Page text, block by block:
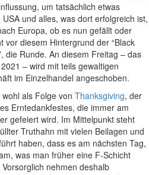
um tatsächlich etwas
und alles, was dort erfolgreich ist,
Europa, ob es nun gefällt oder
vor diesem Hintergrund der “Black
die Runde. An diesem Freitag – das
– wird mit teils gewaltigen
im Einzelhandel angeschoben.
als Folge von Thanksgiving, der
Erntedankfestes, die immer am
gefeiert wird. Im Mittelpunkt steht
Truthahn mit vielen Beilagen und
haben, dass es am nächsten Tag,
was man früher eine F-Schicht
nehmen deshalb